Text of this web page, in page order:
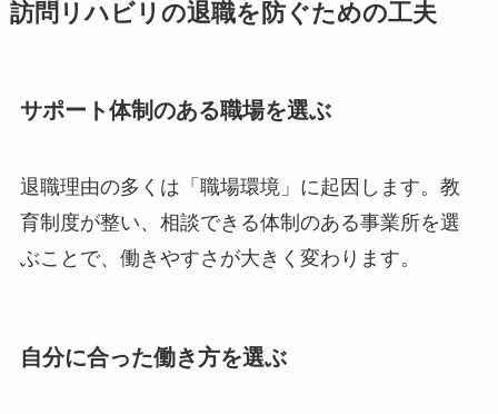
訪問リハビリの退職を防ぐための工夫
サポート体制のある職場を選ぶ
退職理由の多くは「職場環境」に起因します。教
育制度が整い、相談できる体制のある事業所を選
ぶことで、働きやすさが大きく変わります。
自分に合った働き方を選ぶ